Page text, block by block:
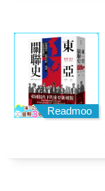
Readmoo